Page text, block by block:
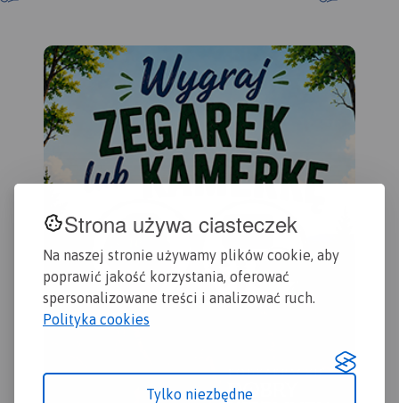
Strona używa ciasteczek
Na naszej stronie używamy plików cookie, aby
poprawić jakość korzystania, oferować
spersonalizowane treści i analizować ruch.
Polityka cookies
Tylko niezbędne
Krajobrazowego Puszczy
Zielonki oraz Park
Krajobrazowy Promno.